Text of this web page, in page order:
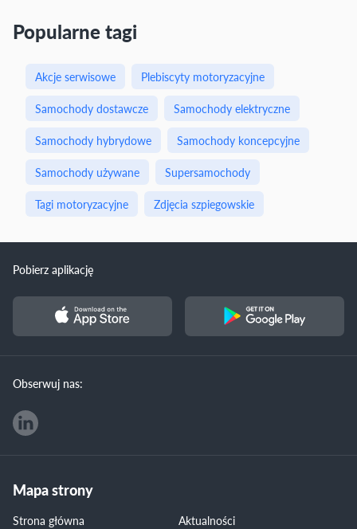
Popularne tagi
Akcje serwisowe
Plebiscyty motoryzacyjne
Samochody dostawcze
Samochody elektryczne
Samochody hybrydowe
Samochody koncepcyjne
Samochody używane
Supersamochody
Tagi motoryzacyjne
Zdjęcia szpiegowskie
Pobierz aplikację
Obserwuj nas:
Mapa strony
Strona główna
Aktualności